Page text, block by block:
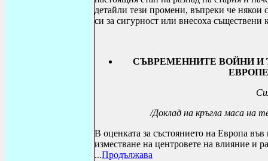
детайли тези промени, въпреки че
си за сигурност или внесоха
СЪВРЕМЕННИТЕ ВОЙНИ И
/Доклад на кръгла маса на
В оценката за състоянието на Европа
изместване на центровете на влияние и
...Продължава